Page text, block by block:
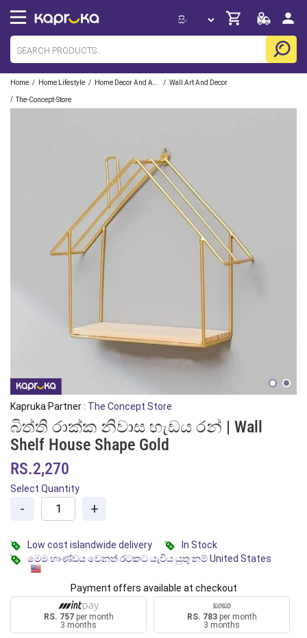
Home / Home Lifestyle / / Wall Art And Decor
/ The-Concept-Store
Kapruka Partner : The Concept Store
බිත්ති රාක්ක නිවාස හැඩය රන් | Wall
Shelf House Shape Gold
RS.2,270
Select Quantity
- +
Low cost islandwide delivery
In Stock
මෙම භාණ්ඩය වෙනත් රටකට යැවිය යුතු නම් United States
Payment offers available at checkout
RS. 757per month
3 months
RS. 783per month
3 months